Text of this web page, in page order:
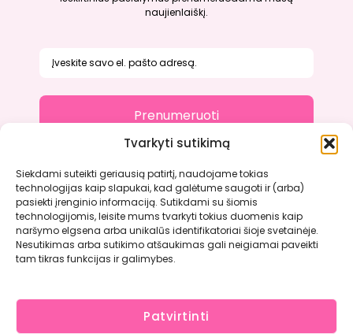
Tvarkyti sutikimą
Siekdami suteikti geriausią patirtį, naudojame tokias
technologijas kaip slapukai, kad galėtume saugoti ir (arba)
pasiekti įrenginio informaciją. Sutikdami su šiomis
technologijomis, leisite mums tvarkyti tokius duomenis kaip
naršymo elgsena arba unikalūs identifikatoriai šioje svetainėje.
Nesutikimas arba sutikimo atšaukimas gali neigiamai paveikti
tam tikras funkcijas ir galimybes.
Patvirtinti
naujienlaiškį.
Prenumeruoti
Apie mus
Kontaktai
Atsiliepimai
Paslaugų teikimo sąlygos ir taisyklės